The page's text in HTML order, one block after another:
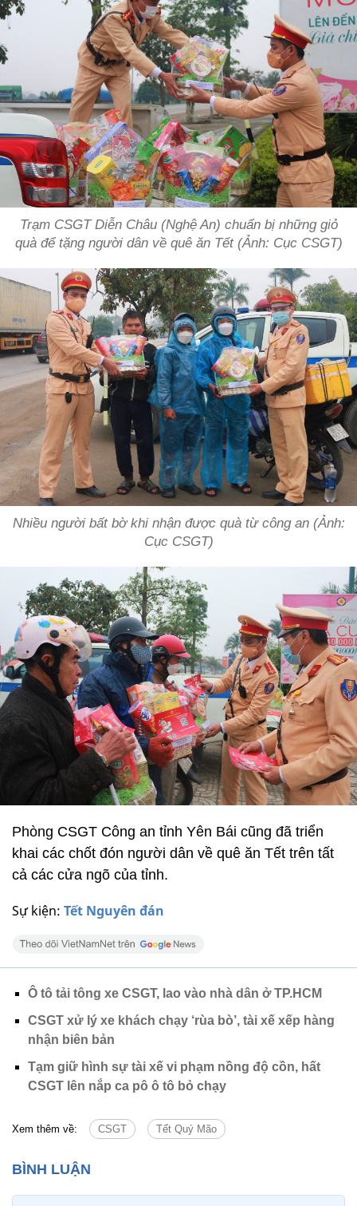
Sự kiện: Tết Nguyên đán
Trạm CSGT Diễn Châu (Nghệ An) chuẩn bị những giỏ
quà để tặng người dân về quê ăn Tết (Ảnh: Cục CSGT)
Nhiều người bất bờ khi nhận được quà từ công an (Ảnh:
Cục CSGT)
Phòng CSGT Công an tỉnh Yên Bái cũng đã triển
khai các chốt đón người dân về quê ăn Tết trên tất
cả các cửa ngõ của tỉnh.
Ô tô tải tông xe CSGT, lao vào nhà dân ở TP.HCM
CSGT xử lý xe khách chạy ‘rùa bò’, tài xế xếp hàng
nhận biên bản
Tạm giữ hình sự tài xế vi phạm nồng độ cồn, hất
CSGT lên nắp ca pô ô tô bỏ chạy
Xem thêm về: CSGT Tết Quý Mão